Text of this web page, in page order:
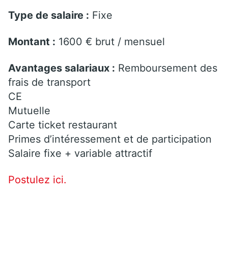
Type de salaire : Fixe
Montant : 1600 € brut / mensuel
Avantages salariaux : Remboursement des
frais de transport
CE
Mutuelle
Carte ticket restaurant
Primes d’intéressement et de participation
Salaire fixe + variable attractif
Postulez ici.